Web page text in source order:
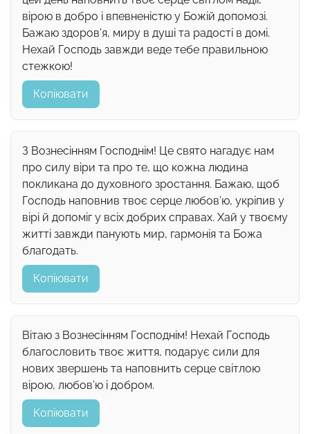
вірою в добро і впевненістю у Божій допомозі.
Бажаю здоров’я, миру в душі та радості в домі.
Нехай Господь завжди веде тебе правильною
стежкою!
Копіювати
З Вознесінням Господнім! Це свято нагадує нам
про силу віри та про те, що кожна людина
покликана до духовного зростання. Бажаю, щоб
Господь наповнив твоє серце любов’ю, укріпив у
вірі й допоміг у всіх добрих справах. Хай у твоєму
житті завжди панують мир, гармонія та Божа
благодать.
Копіювати
Вітаю з Вознесінням Господнім! Нехай Господь
благословить твоє життя, подарує сили для
нових звершень та наповнить серце світлою
вірою, любов’ю і добром.
Копіювати